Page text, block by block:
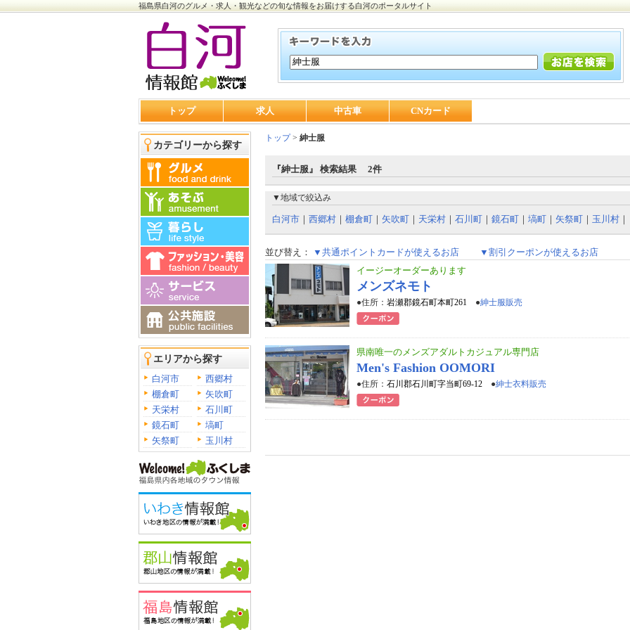
福島県白河のグルメ・求人・観光などの旬な情報をお届けする白河のポータルサイト
トップ 求人 中古車 CNカード
カテゴリーから探す
エリアから探す
白河市
西郷村
棚倉町
矢吹町
天栄村
石川町
鏡石町
塙町
矢祭町
玉川村
トップ> 紳士服
『紳士服』 検索結果 2件
▼地域で絞込み
白河市 ｜ 西郷村 ｜ 棚倉町 ｜ 矢吹町 ｜ 天栄村 ｜ 石川町 ｜ 鏡石町 ｜ 塙町 ｜ 矢祭町 ｜ 玉川村 ｜
並び替え： ▼共通ポイントカードが使えるお店
▼割引クーポンが使えるお店
イージーオーダーあります
メンズネモト
●住所： 岩瀬郡鏡石町本町261 ●紳士服販売
県南唯一のメンズアダルトカジュアル専門店
Men's Fashion OOMORI
●住所： 石川郡石川町字当町69-12 ●紳士衣料販売